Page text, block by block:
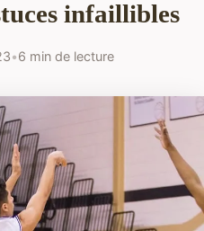
infaillibles
•6 min de lecture